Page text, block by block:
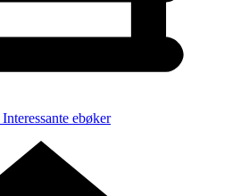
Interessante ebøker